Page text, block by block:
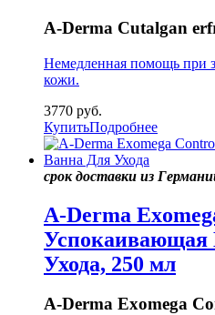
A-Derma Cutalgan
Немедленная помощь при
кожи.
3770 руб.
КупитьПодробнее
срок доставки из
A-Derma
Успокаивающая
Ухода, 250 мл
A-Derma Exomega